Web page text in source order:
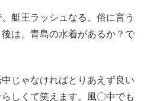
艇王ラッシュなる、俗に言う
は、青島の水着があるか？で
じゃなければとりあえず良い
しくて笑えます。風〇中でも